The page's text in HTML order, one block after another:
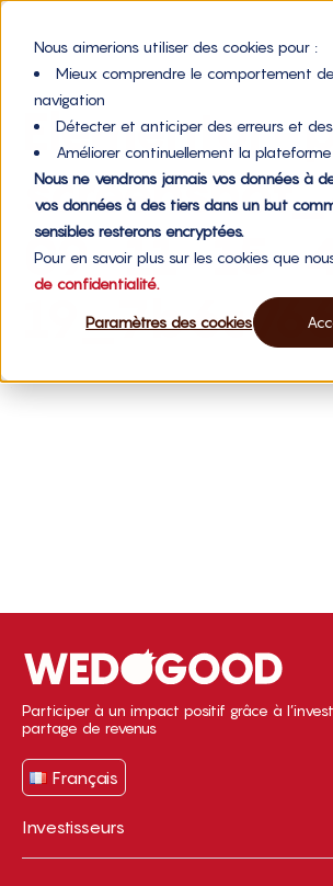
Nous aimerions utiliser des cookies pour :
Mieux comprendre le comportement
navigation
Détecter et anticiper des erreurs et
Améliorer continuellement la plateforme
Nous ne vendrons jamais vos données à
vos données à des tiers dans un but
sensibles resterons encryptées.
Pour en savoir plus sur les cookies que
de confidentialité.
Paramètres des cookies
Elementor-
09-11-15-
Participer à un impact positif grâce à
partage de revenus
Français
Investisseurs